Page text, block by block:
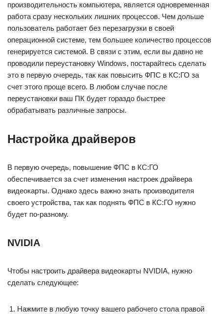
производительность компьютера, является одновременная
работа сразу нескольких лишних процессов. Чем дольше
пользователь работает без перезагрузки в своей
операционной системе, тем большее количество процессов
генерируется системой. В связи с этим, если вы давно не
проводили переустановку Windows, постарайтесь сделать
это в первую очередь, так как повысить ФПС в КС:ГО за
счет этого проще всего. В любом случае после
переустановки ваш ПК будет гораздо быстрее
обрабатывать различные запросы.
Настройка драйверов
В первую очередь, повышение ФПС в КС:ГО
обеспечивается за счет изменения настроек драйвера
видеокарты. Однако здесь важно знать производителя
своего устройства, так как поднять ФПС в КС:ГО нужно
будет по-разному.
NVIDIA
Чтобы настроить драйвера видеокарты NVIDIA, нужно
сделать следующее:
Нажмите в любую точку вашего рабочего стола правой